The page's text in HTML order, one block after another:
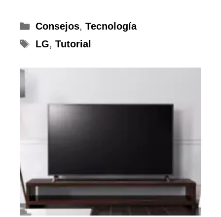
Categorías
Consejos, Tecnología
Etiquetas
LG, Tutorial